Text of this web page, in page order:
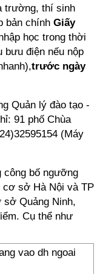
trường, thí sinh
bản chính Giấy
học trong thời
bưu điện nếu nộp
trước ngày
Quản lý đào tạo -
91 phố Chùa
(Máy
công bố ngưỡng
cơ sở Hà Nội và TP
sở Quảng Ninh,
Cụ thể như